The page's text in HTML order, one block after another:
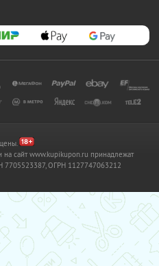
на сайт www.kupikupon.ru принадлежат
7705523387, ОГРН 1127747063212